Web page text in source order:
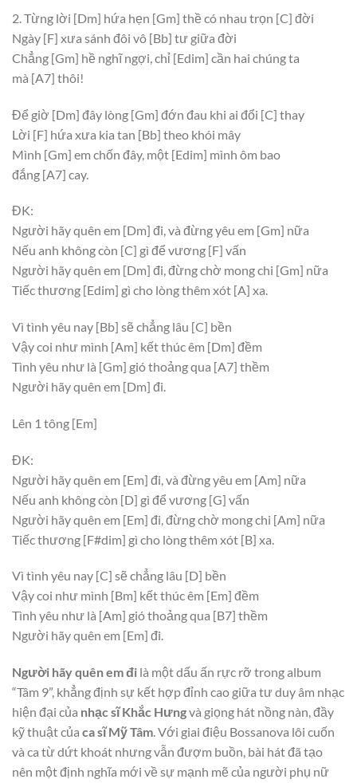
2. Từng lời [Dm] hứa hẹn [Gm] thề có nhau trọn [C] đời
Ngày [F] xưa sánh đôi vô [Bb] tư giữa đời
Chẳng [Gm] hề nghĩ ngợi, chỉ [Edim] cần hai chúng ta
mà [A7] thôi!
Để giờ [Dm] đây lòng [Gm] đớn đau khi ai đổi [C] thay
Lời [F] hứa xưa kia tan [Bb] theo khói mây
Mình [Gm] em chốn đây, một [Edim] mình ôm bao
đắng [A7] cay.
ĐK:
Người hãy quên em [Dm] đi, và đừng yêu em [Gm] nữa
Nếu anh không còn [C] gì để vương [F] vấn
Người hãy quên em [Dm] đi, đừng chờ mong chi [Gm] nữa
Tiếc thương [Edim] gì cho lòng thêm xót [A] xa.
Vì tình yêu nay [Bb] sẽ chẳng lâu [C] bền
Vậy coi như mình [Am] kết thúc êm [Dm] đềm
Tình yêu như là [Gm] gió thoảng qua [A7] thềm
Người hãy quên em [Dm] đi.
Lên 1 tông [Em]
ĐK:
Người hãy quên em [Em] đi, và đừng yêu em [Am] nữa
Nếu anh không còn [D] gì để vương [G] vấn
Người hãy quên em [Em] đi, đừng chờ mong chi [Am] nữa
Tiếc thương [F#dim] gì cho lòng thêm xót [B] xa.
Vì tình yêu nay [C] sẽ chẳng lâu [D] bền
Vậy coi như mình [Bm] kết thúc êm [Em] đềm
Tình yêu như là [Am] gió thoảng qua [B7] thềm
Người hãy quên em [Em] đi.
Người hãy quên em đi là một dấu ấn rực rỡ trong album
“Tâm 9”, khẳng định sự kết hợp đỉnh cao giữa tư duy âm nhạc
hiện đại của nhạc sĩ Khắc Hưngvà giọng hát nồng nàn, đầy
kỹ thuật của ca sĩ Mỹ Tâm. Với giai điệu Bossanova lôi cuốn
và ca từ dứt khoát nhưng vẫn đượm buồn, bài hát đã tạo
nên một định nghĩa mới về sự mạnh mẽ của người phụ nữ